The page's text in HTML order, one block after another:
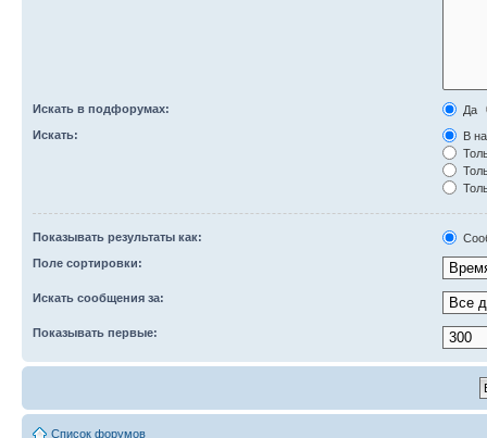
Искать в подфорумах:
Да
Искать:
В
Показывать результаты как:
Поле сортировки:
Искать сообщения за:
Показывать первые:
Список форумов